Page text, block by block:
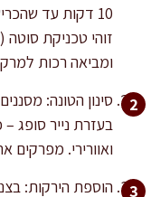
10 דקות עד
ומביאה רכות
סינון הטונה:
בעזרת נייר סופג
ואוורירי. מפרקים
הוספת הירקות: